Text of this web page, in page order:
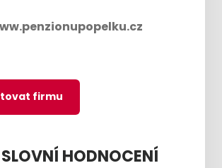
firmu
HODNOCENÍ